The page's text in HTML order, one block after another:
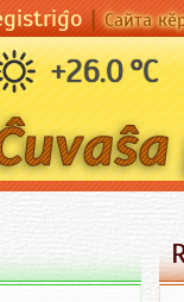
|Сайта
+26.0 °C